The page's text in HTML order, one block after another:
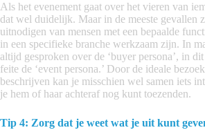
Als het evenement gaat over het vieren van
dat wel duidelijk. Maar in de meeste gevallen
uitnodigen van mensen met een bepaalde
in een specifieke branche werkzaam zijn. In
altijd gesproken over de ‘buyer persona’, in
feite de ‘event persona.’ Door de ideale
beschrijven kan je misschien wel samen iets
je hem of haar achteraf nog kunt toezenden.
Tip 4: Zorg dat je weet wat je uit kunt